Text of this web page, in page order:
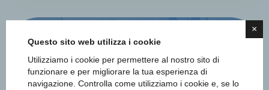
×
Questo sito web utilizza i cookie
Utilizziamo i cookie per permettere al nostro sito di
funzionare e per migliorare la tua esperienza di
navigazione. Controlla come utilizziamo i cookie e, se lo